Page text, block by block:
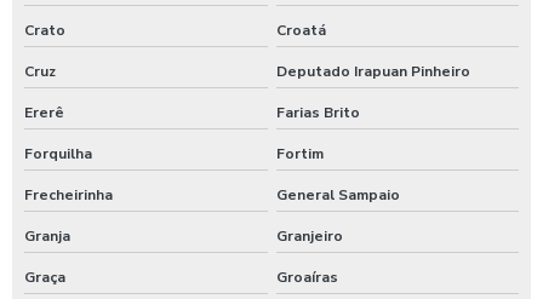
Valor supressão vegetal no ceará
Valor terraplenagem no ceará
Empresa de terraplenagem no ceará
Empresa especialista em terraplanagem
Empresa especialista em terraplanagem no ceará
Empresa de supressão vegetal na bahia
Crato Croatá
Cruz Deputado Irapuan Pinheiro
Ererê Farias Brito
Forquilha Fortim
Frecheirinha General Sampaio
Granja Granjeiro
Graça Groaíras